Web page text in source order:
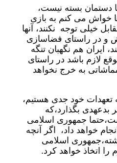
دستمان بسته نیست،
خواش می کنم به بازی
خیلی توجه نکنند، آنها
و در راستای فضاسازی
ایران هم نگهبان تنگه
لازم باشد در راستای
به خرج نخواهد
تعهدات خود جدی هستیم،
بدعهدی بگذارد،‌که
جمهوری اسلامی
خواهد داد، اگر آنچه
اسلامی
را اتخاذ خواهد کرد.